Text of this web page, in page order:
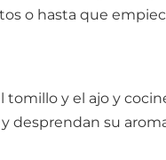
o hasta que
tomillo y el ajo y
desprendan su